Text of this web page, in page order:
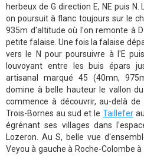
herbeux de G direction E, NE puis
on poursuit à flanc toujours sur le
935m d'altitude où l'on remonte à
petite falaise. Une fois la falaise
vers le N pour poursuivre à l'E
louvoyant entre les buis épars
artisanal marqué 45 (40mn,
domine à belle hauteur le vallon
commence à découvrir, au-delà
Trois-Bornes au sud et le Taillefer
égrénant ses villages dans
Lozeron. Au S, belle vue
Veyou à gauche à Roche-Colombe